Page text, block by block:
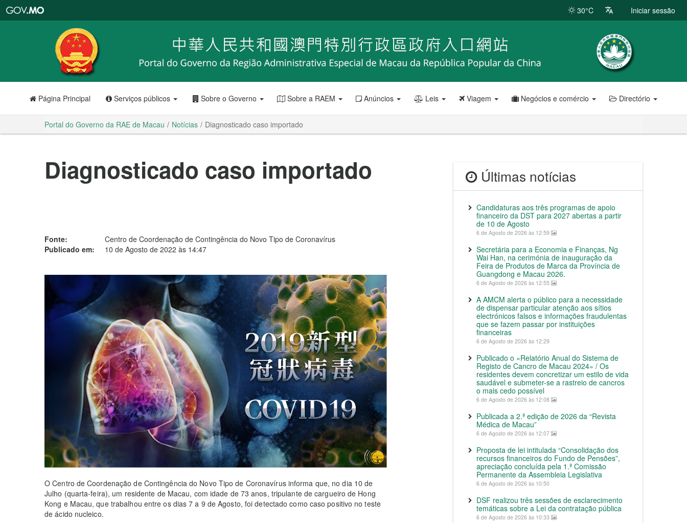
RAE
de
Macau
30°C Iniciar sessão
Página Principal Serviços públicos Sobre o Governo Sobre a RAEM Anúncios Leis Viagem Negócios e comércio Directório
Portal do Governo da RAE de Macau Notícias Diagnosticado caso importado
Diagnosticado caso importado
Fonte:
Centro de Coordenação de Contingência do Novo Tipo de Coronavírus
Publicado em:
10 de Agosto de 2022 às 14:47
O Centro de Coordenação de Contingência do Novo Tipo de Coronavírus informa que, no dia 10 de
Julho (quarta-feira), um residente de Macau, com idade de 73 anos, tripulante de cargueiro de Hong
Kong e Macau, que trabalhou entre os dias 7 a 9 de Agosto, foi detectado como caso positivo no teste
de ácido nucleico.
Últimas notícias
Candidaturas aos três programas de apoio
financeiro da DST para 2027 abertas a partir
de 10 de Agosto
6 de Agosto de 2026 às 12:59
Secretária para a Economia e Finanças, Ng
Wai Han, na cerimónia de inauguração da
Feira de Produtos de Marca da Província de
Guangdong e Macau 2026.
6 de Agosto de 2026 às 12:55
A AMCM alerta o público para a necessidade
de dispensar particular atenção aos sítios
electrónicos falsos e informações fraudulentas
que se fazem passar por instituições
financeiras
6 de Agosto de 2026 às 12:29
Publicado o «Relatório Anual do Sistema de
Registo de Cancro de Macau 2024» / Os
residentes devem concretizar um estilo de vida
saudável e submeter-se a rastreio de cancros
o mais cedo possível
6 de Agosto de 2026 às 12:08
Publicada a 2.ª edição de 2026 da “Revista
Médica de Macau”
6 de Agosto de 2026 às 12:07
Proposta de lei intitulada “Consolidação dos
recursos financeiros do Fundo de Pensões”,
apreciação concluída pela 1.ª Comissão
Permanente da Assembleia Legislativa
6 de Agosto de 2026 às 10:50
DSF realizou três sessões de esclarecimento
temáticas sobre a Lei da contratação pública
6 de Agosto de 2026 às 10:33